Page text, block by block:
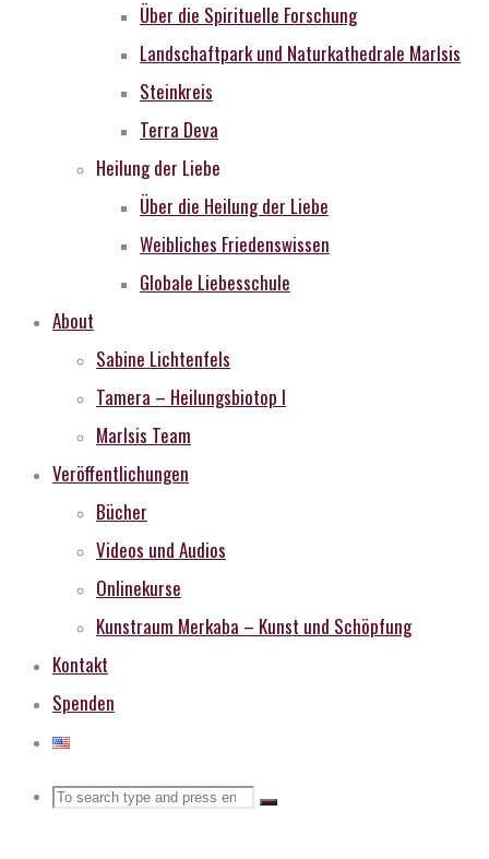
Über die Spirituelle Forschung
Landschaftpark und Naturkathedrale MarIsis
Steinkreis
Terra Deva
Heilung der Liebe
Über die Heilung der Liebe
Weibliches Friedenswissen
Globale Liebesschule
About
Sabine Lichtenfels
Tamera – Heilungsbiotop I
MarIsis Team
Veröffentlichungen
Bücher
Videos und Audios
Onlinekurse
Kunstraum Merkaba – Kunst und Schöpfung
Kontakt
Spenden
Search
Search
Search